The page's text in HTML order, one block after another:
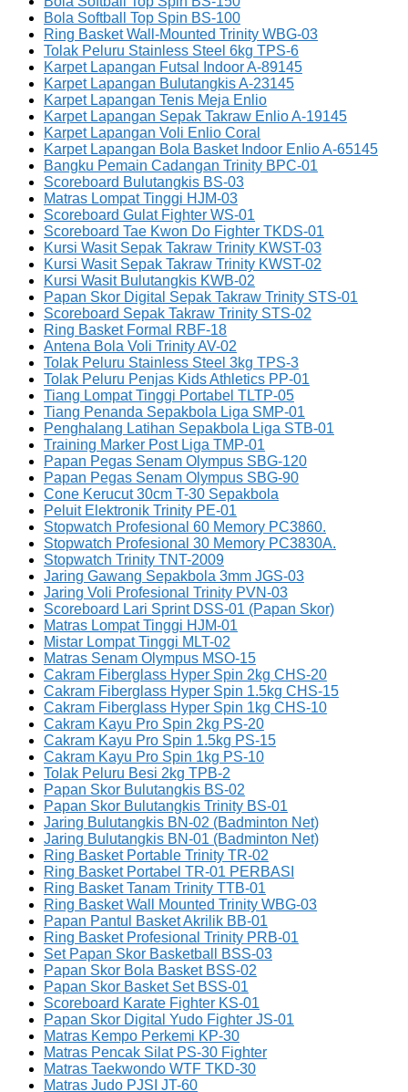
Bola Softball Top Spin BS-100
Ring Basket Wall-Mounted Trinity WBG-03
Tolak Peluru Stainless Steel 6kg TPS-6
Karpet Lapangan Futsal Indoor A-89145
Karpet Lapangan Bulutangkis A-23145
Karpet Lapangan Tenis Meja Enlio
Karpet Lapangan Sepak Takraw Enlio A-19145
Karpet Lapangan Voli Enlio Coral
Karpet Lapangan Bola Basket Indoor Enlio A-65145
Bangku Pemain Cadangan Trinity BPC-01
Scoreboard Bulutangkis BS-03
Matras Lompat Tinggi HJM-03
Scoreboard Gulat Fighter WS-01
Scoreboard Tae Kwon Do Fighter TKDS-01
Kursi Wasit Sepak Takraw Trinity KWST-03
Kursi Wasit Sepak Takraw Trinity KWST-02
Kursi Wasit Bulutangkis KWB-02
Papan Skor Digital Sepak Takraw Trinity STS-01
Scoreboard Sepak Takraw Trinity STS-02
Ring Basket Formal RBF-18
Antena Bola Voli Trinity AV-02
Tolak Peluru Stainless Steel 3kg TPS-3
Tolak Peluru Penjas Kids Athletics PP-01
Tiang Lompat Tinggi Portabel TLTP-05
Tiang Penanda Sepakbola Liga SMP-01
Penghalang Latihan Sepakbola Liga STB-01
Training Marker Post Liga TMP-01
Papan Pegas Senam Olympus SBG-120
Papan Pegas Senam Olympus SBG-90
Cone Kerucut 30cm T-30 Sepakbola
Peluit Elektronik Trinity PE-01
Stopwatch Profesional 60 Memory PC3860.
Stopwatch Profesional 30 Memory PC3830A.
Stopwatch Trinity TNT-2009
Jaring Gawang Sepakbola 3mm JGS-03
Jaring Voli Profesional Trinity PVN-03
Scoreboard Lari Sprint DSS-01 (Papan Skor)
Matras Lompat Tinggi HJM-01
Mistar Lompat Tinggi MLT-02
Matras Senam Olympus MSO-15
Cakram Fiberglass Hyper Spin 2kg CHS-20
Cakram Fiberglass Hyper Spin 1.5kg CHS-15
Cakram Fiberglass Hyper Spin 1kg CHS-10
Cakram Kayu Pro Spin 2kg PS-20
Cakram Kayu Pro Spin 1.5kg PS-15
Cakram Kayu Pro Spin 1kg PS-10
Tolak Peluru Besi 2kg TPB-2
Papan Skor Bulutangkis BS-02
Papan Skor Bulutangkis Trinity BS-01
Jaring Bulutangkis BN-02 (Badminton Net)
Jaring Bulutangkis BN-01 (Badminton Net)
Ring Basket Portable Trinity TR-02
Ring Basket Portabel TR-01 PERBASI
Ring Basket Tanam Trinity TTB-01
Ring Basket Wall Mounted Trinity WBG-03
Papan Pantul Basket Akrilik BB-01
Ring Basket Profesional Trinity PRB-01
Set Papan Skor Basketball BSS-03
Papan Skor Bola Basket BSS-02
Papan Skor Basket Set BSS-01
Scoreboard Karate Fighter KS-01
Papan Skor Digital Yudo Fighter JS-01
Matras Kempo Perkemi KP-30
Matras Pencak Silat PS-30 Fighter
Matras Taekwondo WTF TKD-30
Matras Judo PJSI JT-60